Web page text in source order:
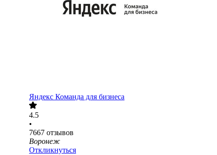
Яндекс Команда для бизнеса
4.5
•
7667 отзывов
Воронеж
Откликнуться